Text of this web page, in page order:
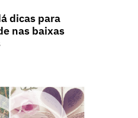
dicas para
nas baixas